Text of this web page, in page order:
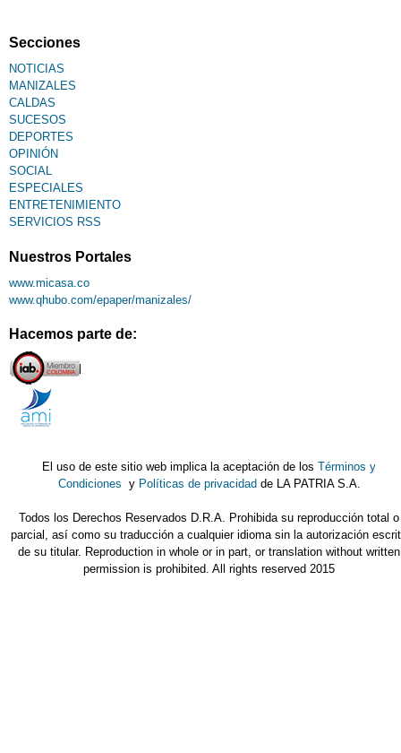
Secciones
NOTICIAS
MANIZALES
CALDAS
SUCESOS
DEPORTES
OPINIÓN
SOCIAL
ESPECIALES
ENTRETENIMIENTO
SERVICIOS RSS
Nuestros Portales
www.micasa.co
www.qhubo.com/epaper/manizales/
Hacemos parte de:
El uso de este sitio web implica la aceptación de losTérminos y
Condiciones y Políticas de privacidad de LA PATRIA S.A.
Todos los Derechos Reservados D.R.A. Prohibida su reproducción total o
parcial, así como su traducción a cualquier idioma sin la autorización
de su titular. Reproduction in whole or in part, or translation without written
permission is prohibited. All rights reserved 2015